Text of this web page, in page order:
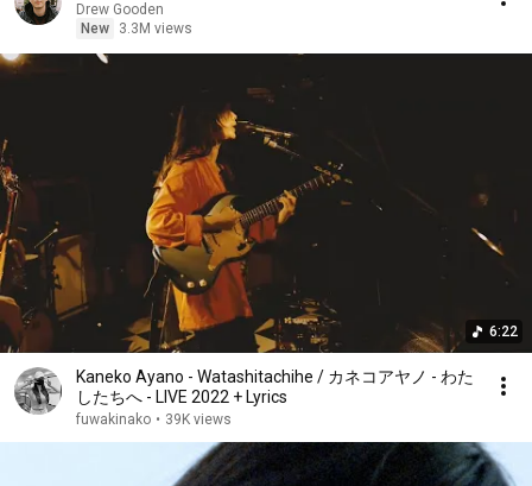
Drew Gooden
New
3.3M views
6:22
Kaneko Ayano - Watashitachihe / カネコアヤノ - わた
したちへ - LIVE 2022 + Lyrics
fuwakinako • 39K views